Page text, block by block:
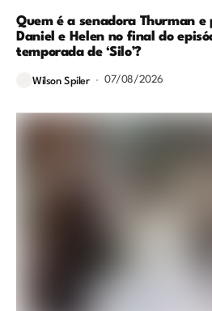
Quem é a senadora Thurman e
Daniel e Helen no final do
temporada de ‘Silo’?
Wilson Spiler 07/08/2026